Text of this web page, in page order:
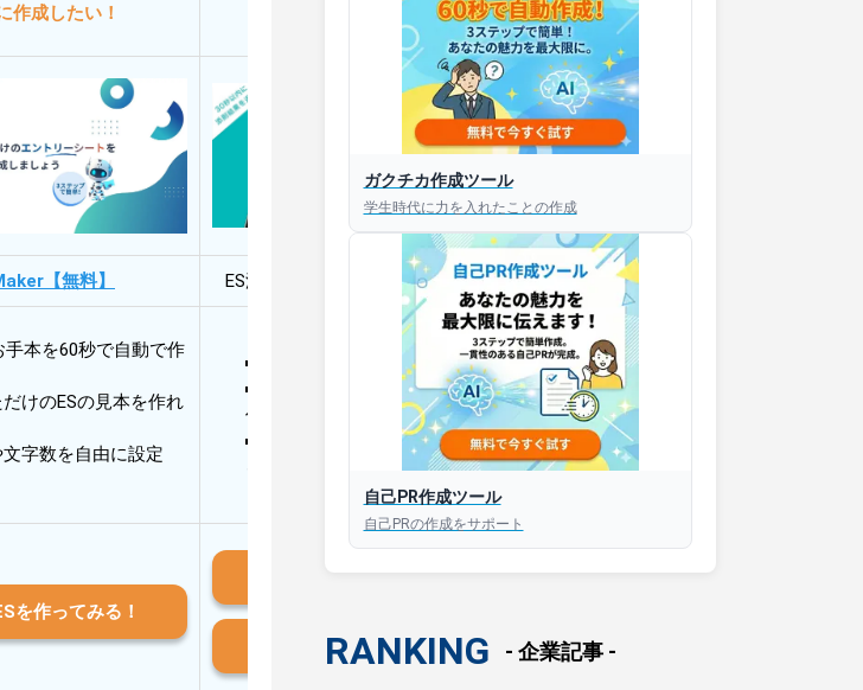
作成したい！
【無料】 ES添削・面接対策アプリ【無料】
手本を60秒で自動で作
けのESの見本を作れ
字数を自由に設定
30秒以内にあなたのESを添削
30秒以内にあなただけのESを
作成
AIと対話して面接練習ができ
を作ってみる！
Android版はこちら
ガクチカ作成ツール
学生時代に力を入れたことの作成
自己PR作成ツール
自己PRの作成をサポート
RANKING - 企業記事 -